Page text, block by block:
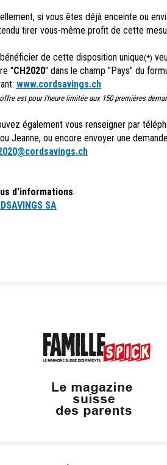
si vous êtes déjà enceinte ou
tirer vous-même profit de cette
de cette disposition unique(*)
"CH2020" dans le champ "Pays" du
www.cordsavings.ch
est pour l'heure limitée aux 150 premières
également vous renseigner par
Jeanne, ou encore envoyer une
d'informations:
SA